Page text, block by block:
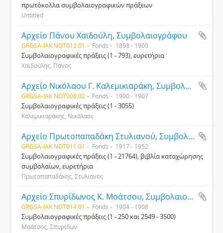
πρωτόκολλα συμβολαιογραφικών πράξεων
Untitled
Αρχείο Πάνου Χαϊδούλη, Συμβολαιογράφου
GRGSA-IAK NOT012.01 Fonds 1898 - 1900
Συμβολαιογραφικές πράξεις (1 - 793), ευρετήρια
Χαϊδούλης, Πάνος
Αρχείο Νικόλαου Γ. Καλεμικιαράκη, Συμβολαιογράφου
GRGSA-IAK NOT008.02 Fonds 1900 - 1907
Συμβολαιογραφικές πράξεις (1 - 3055)
Καλεμικιαράκης, Νικόλαος
Αρχείο Πρωτοπαπαδάκη Στυλιανού, Συμβολαιογράφου
GRGSA-IAK NOT011.01 Fonds 1917 - 1952
Συμβολαιογραφικές πράξεις (1 - 21764), βιβλία καταχώρησης
συμβολαίων, ευρετήρια
Πρωτοπαπαδάκης, Στυλιανός
Αρχείο Σπυρίδωνος Κ. Μοάτσου, Συμβολαιογράφου
GRGSA-IAK NOT014.01 Fonds 1904 - 1908
Συμβολαιογραφικές πράξεις (1 - 250 και 2549 - 3500)
Μοάτσος, Σπυρίδων